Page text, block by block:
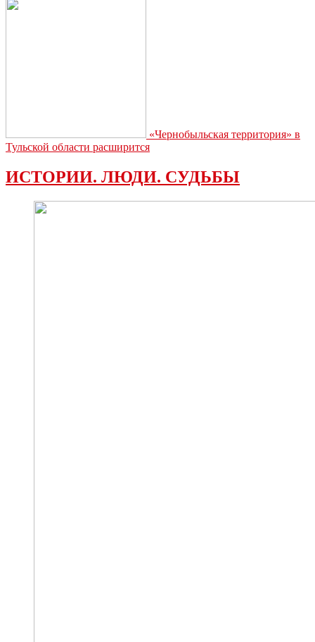
«Чернобыльская территория» в
Тульской области расширится
ИСТОРИИ. ЛЮДИ. СУДЬБЫ